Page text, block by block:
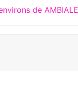
de